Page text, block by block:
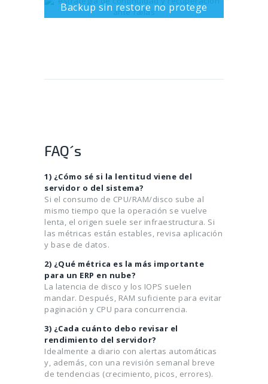
Backup sin restore no protege
FAQ´s
1) ¿Cómo sé si la lentitud viene del
servidor o del sistema?
Si el consumo de CPU/RAM/disco sube al
mismo tiempo que la operación se vuelve
lenta, el origen suele ser infraestructura. Si
las métricas están estables, revisa aplicación
y base de datos.
2) ¿Qué métrica es la más importante
para un ERP en nube?
La latencia de disco y los IOPS suelen
mandar. Después, RAM suficiente para evitar
paginación y CPU para concurrencia.
3) ¿Cada cuánto debo revisar el
rendimiento del servidor?
Idealmente a diario con alertas automáticas
y, además, con una revisión semanal breve
de tendencias (crecimiento, picos, errores).